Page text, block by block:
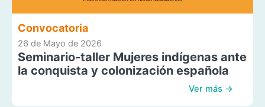
Convocatoria
26 de Mayo de 2026
Seminario-taller Mujeres indígenas ante
la conquista y colonización española
Ver más →